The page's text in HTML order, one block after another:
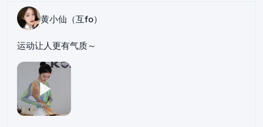
黄小仙（互fo）
运动让人更有气质～